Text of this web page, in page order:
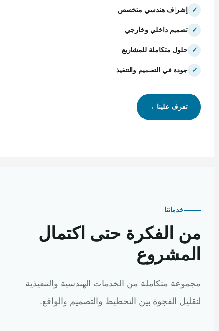
✓ إشراف هندسي متخصص
✓ تصميم داخلي وخارجي
✓ حلول متكاملة للمشاريع
✓ جودة في التصميم والتنفيذ
تعرف علينا←
خدماتنا
من الفكرة حتى اكتمال
المشروع
مجموعة متكاملة من الخدمات الهندسية والتنفيذية
لتقليل الفجوة بين التخطيط والتصميم والواقع.